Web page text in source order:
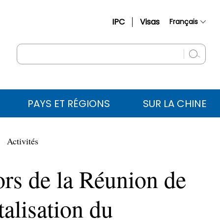
IPC Visas Français
English
عربي
PAYS ET RÉGIONS SUR LA CHINE
Activités
de la Réunion de
du